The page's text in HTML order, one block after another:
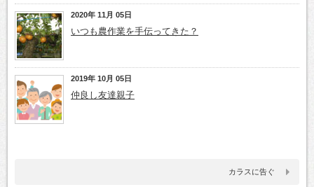
2020年 11月 05日
いつも農作業を手伝ってきた？
2019年 10月 05日
仲良し友達親子
カラスに告ぐ